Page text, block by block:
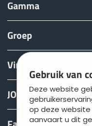
Gebruik van
Deze website
op deze website
aanvaart u dit
Gamma
Groep
Vinden & Kopen
JOSKIN wereld